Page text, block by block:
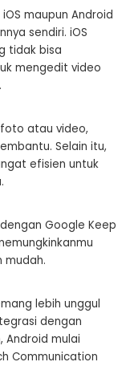
iOS maupun Android
sendiri. iOS
tidak bisa
mengedit video
atau video,
Selain itu,
efisien untuk
Google Keep
lebih unggul
dengan
Android mulai
Communication